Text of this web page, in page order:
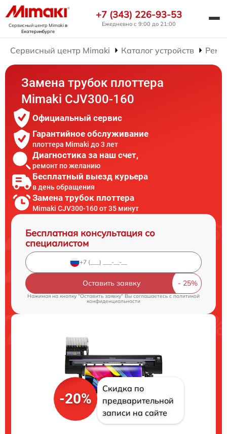
Сервисный центр Mimakiв
Екатеринбурге
+7 (343) 226-93-53
Ежедневно с 9:00 до 21:00
Сервисный центр Mimaki Каталог устройств
Замена трубок плоттера
Mimaki CJV300-160
Официальный сервис
Гарантийное обслуживание
плоттера Mimaki до 3 лет
Диагностика за наш счет,
ремонт по желанию
Бесплатный выезд курьера
в день обращения
Замена трубок плоттера
Mimaki CJV300-160 от 35 минут
Бесплатная консультация со
специалистом
Оставить заявку
Нажимая на кнопку "Оставить заявку" Вы соглашаетесь cполитикой
конфиденциальности
-20%
Скидка по
предварительной
записи на сайте